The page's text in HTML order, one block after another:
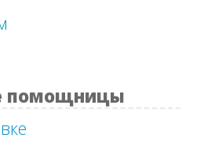
помощницы